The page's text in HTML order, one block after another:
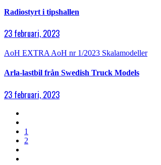
Radiostyrt i tipshallen
23 februari, 2023
AoH EXTRA AoH nr 1/2023 Skalamodeller
Arla-lastbil från Swedish Truck Models
23 februari, 2023
1
2